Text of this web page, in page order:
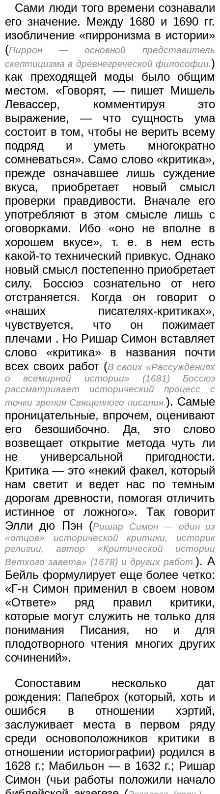
Сами люди того времени сознавали
его значение. Между 1680 и 1690 гг.
изобличение «пирронизма в истории»
(Пиррон — основной представитель
скептицизма в древнегреческой философии.)
как преходящей моды было общим
местом. «Говорят, — пишет Мишель
Левассер, комментируя это
выражение, — что сущность ума
состоит в том, чтобы не верить всему
подряд и уметь многократно
сомневаться». Само слово «критика»,
прежде означавшее лишь суждение
вкуса, приобретает новый смысл
проверки правдивости. Вначале его
употребляют в этом смысле лишь с
оговорками. Ибо «оно не вполне в
хорошем вкусе», т. е. в нем есть
какой-то технический привкус. Однако
новый смысл постепенно приобретает
силу. Боссюэ сознательно от него
отстраняется. Когда он говорит о
«наших писателях-критиках»,
чувствуется, что он пожимает
плечами . Но Ришар Симон вставляет
слово «критика» в названия почти
всех своих работ (В своих «Рассуждениях
о всемирной истории» (1681) Боссюэ
рассматривает исторический процесс с
точки зрения Священного писания.). Самые
проницательные, впрочем, оценивают
его безошибочно. Да, это слово
возвещает открытие метода чуть ли
не универсальной пригодности.
Критика — это «некий факел, который
нам светит и ведет нас по темным
дорогам древности, помогая отличить
истинное от ложного». Так говорит
Элли дю Пэн (Ришар Симон — один из
«отцов» исторической критики, историк
религии, автор «Критической истории
Ветхого завета» (1678) и других работ.). А
Бейль формулирует еще более четко:
«Г-н Симон применил в своем новом
«Ответе» ряд правил критики,
которые могут служить не только для
понимания Писания, но и для
плодотворного чтения многих других
сочинений».
Сопоставим несколько дат
рождения: Папеброх (который, хоть и
ошибся в отношении хэртий,
заслуживает места в первом ряду
среди основоположников критики в
отношении историографии) родился в
1628 г.; Мабильон — в 1632 г.; Ришар
Симон (чьи работы положили начало